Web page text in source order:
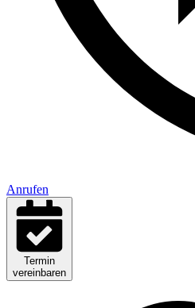
Anrufen
Termin
vereinbaren